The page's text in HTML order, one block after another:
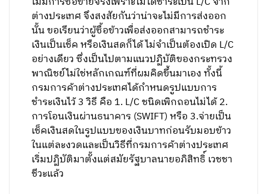
ต่างประเทศ จึงสงสัยกันว่าน่าจะไม่มีการส่งออก
นั้น ขอเรียนว่าผู้ซื้อข้าวเพื่อส่งออกสามารถชำระ
เงินเป็นเช็ค หรือเงินสดก็ได้ ไม่จำเป็นต้องเปิด L/C
อย่างเดียว ซึ่งเป็นไปตามแนวปฏิบัติของกระทรวง
พาณิชย์ไม่ใช่หลักเกณฑ์ที่ผมคิดขึ้นมาเอง ทั้งนี้
กรมการค้าต่างประเทศได้กำหนดรูปแบบการ
ชำระเงินไว้ 3 วิธี คือ 1. L/C ชนิดเพิกถอนไม่ได้ 2.
การโอนเงินผ่านธนาคาร (SWIFT) หรือ 3.จ่ายเป็น
เช็คเงินสดในรูปแบบของเงินบาทก่อนรับมอบข้าว
ในแต่ละงวดและเป็นวิธีที่กรมการค้าต่างประเทศ
เริ่มปฏิบัติมาตั้งแต่สมัยรัฐบาลนายอภิสิทธิ์ เวชชา
ชีวะแล้ว